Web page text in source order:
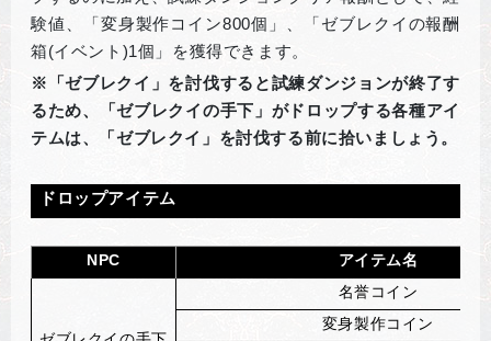
験値、「変身製作コイン800個」、「ゼブレクイの報酬
箱(イベント)1個」を獲得できます。
※「ゼブレクイ」を討伐すると試練ダンジョンが終了す
るため、「ゼブレクイの手下」がドロップする各種アイ
テムは、「ゼブレクイ」を討伐する前に拾いましょう。
ドロップアイテム
NPC アイテム名
名誉コイン
変身製作コイン